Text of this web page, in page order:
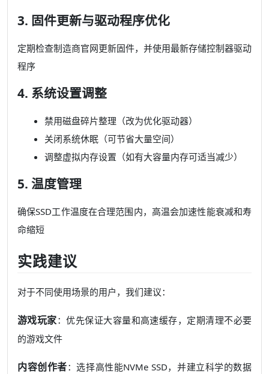
3. 固件更新与驱动程序优化
定期检查制造商官网更新固件，并使用最新存储控制器驱动
程序
4. 系统设置调整
禁用磁盘碎片整理（改为优化驱动器）
关闭系统休眠（可节省大量空间）
调整虚拟内存设置（如有大容量内存可适当减少）
5. 温度管理
确保SSD工作温度在合理范围内，高温会加速性能衰减和寿
命缩短
实践建议
对于不同使用场景的用户，我们建议：
游戏玩家：优先保证大容量和高速缓存，定期清理不必要
的游戏文件
内容创作者：选择高性能NVMe SSD，并建立科学的数据